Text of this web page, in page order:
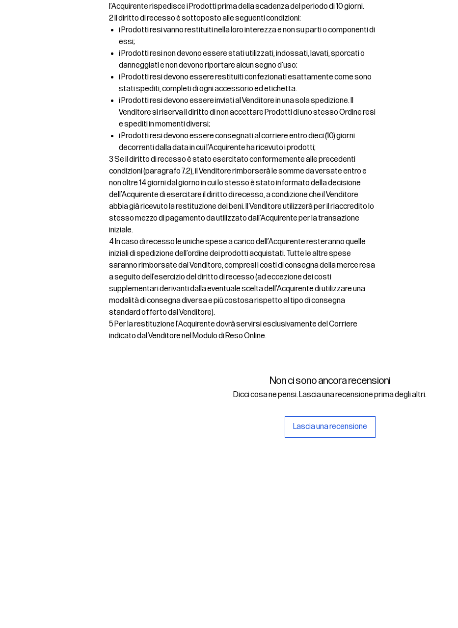
l’Acquirente rispedisce i Prodotti prima della scadenza del periodo di 10 giorni.
2 Il diritto di recesso è sottoposto alle seguenti condizioni:
i Prodotti resi vanno restituiti nella loro interezza e non su parti o componenti di
essi;
i Prodotti resi non devono essere stati utilizzati, indossati, lavati, sporcati o
danneggiati e non devono riportare alcun segno d’uso;
i Prodotti resi devono essere restituiti confezionati esattamente come sono
stati spediti, completi di ogni accessorio ed etichetta.
i Prodotti resi devono essere inviati al Venditore in una sola spedizione. Il
Venditore si riserva il diritto di non accettare Prodotti di uno stesso Ordine resi
e spediti in momenti diversi;
i Prodotti resi devono essere consegnati al corriere entro dieci (10) giorni
decorrenti dalla data in cui l’Acquirente ha ricevuto i prodotti;
3 Se il diritto di recesso è stato esercitato conformemente alle precedenti
condizioni (paragrafo 7.2), il Venditore rimborserà le somme da versate entro e
non oltre 14 giorni dal giorno in cui lo stesso è stato informato della decisione
dell’Acquirente di esercitare il diritto di recesso, a condizione che il Venditore
abbia già ricevuto la restituzione dei beni. Il Venditore utilizzerà per il riaccredito lo
stesso mezzo di pagamento da utilizzato dall’Acquirente per la transazione
iniziale.
4 In caso di recesso le uniche spese a carico dell’Acquirente resteranno quelle
iniziali di spedizione dell’ordine dei prodotti acquistati. Tutte le altre spese
saranno rimborsate dal Venditore, compresi i costi di consegna della merce resa
a seguito dell’esercizio del diritto di recesso (ad eccezione dei costi
supplementari derivanti dalla eventuale scelta dell’Acquirente di utilizzare una
modalità di consegna diversa e più costosa rispetto al tipo di consegna
standard offerto dal Venditore).
5 Per la restituzione l’Acquirente dovrà servirsi esclusivamente del Corriere
indicato dal Venditore nel Modulo di Reso Online.
Non ci sono ancora recensioni
Dicci cosa ne pensi. Lascia una recensione prima degli altri.
Lascia una recensione